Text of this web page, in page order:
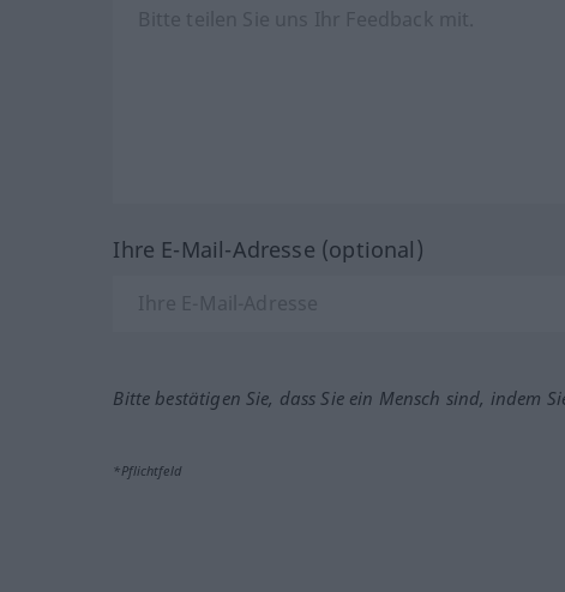
Ihre E-Mail-Adresse (optional)
Bitte bestätigen Sie, dass Sie ein Mensch sind, indem
*Pflichtfeld